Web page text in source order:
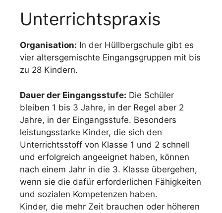
Unterrichtspraxis
Organisation: In der Hüllbergschule gibt es
vier altersgemischte Eingangsgruppen mit bis
zu 28 Kindern.
Dauer der Eingangsstufe: Die Schüler
bleiben 1 bis 3 Jahre, in der Regel aber 2
Jahre, in der Eingangsstufe. Besonders
leistungsstarke Kinder, die sich den
Unterrichtsstoff von Klasse 1 und 2 schnell
und erfolgreich angeeignet haben, können
nach einem Jahr in die 3. Klasse übergehen,
wenn sie die dafür erforderlichen Fähigkeiten
und sozialen Kompetenzen haben.
Kinder, die mehr Zeit brauchen oder höheren